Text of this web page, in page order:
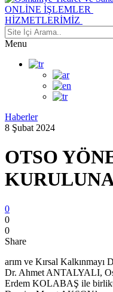
ONLİNE İŞLEMLER
HİZMETLERİMİZ
Menu
Haberler
8 Şubat 2024
OTSO
0
0
0
Share
arım ve Kırsal
Dr. Ahmet ANTALYALI,
Erdem KOLABAŞ ile